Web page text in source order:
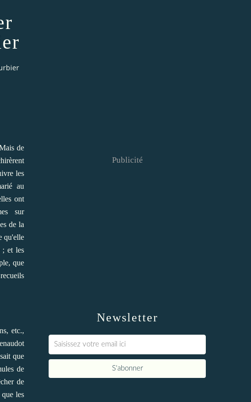
de
les
au
ont
sur
de la
qu'elle
; et les
que
etc.,
que
de
de
les
Newsletter
Publicité